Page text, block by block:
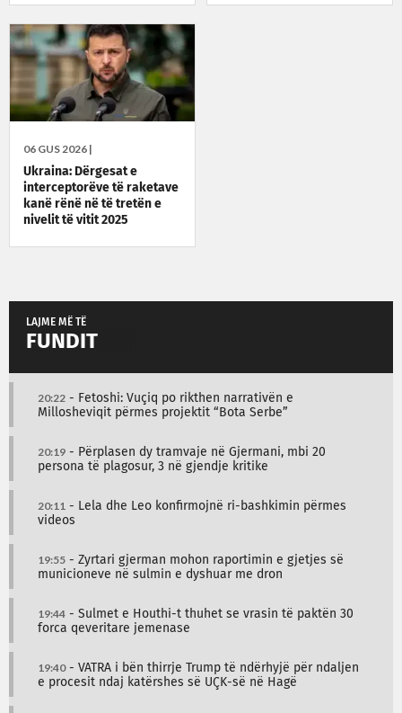
06 GUS 2026 |
Ukraina: Dërgesat e
interceptorëve të raketave
kanë rënë në të tretën e
nivelit të vitit 2025
LAJME MË TË
FUNDIT
20:22 - Fetoshi: Vuçiq po rikthen narrativën e
Millosheviqit përmes projektit “Bota Serbe”
20:19 - Përplasen dy tramvaje në Gjermani, mbi 20
persona të plagosur, 3 në gjendje kritike
20:11 - Lela dhe Leo konfirmojnë ri-bashkimin përmes
videos
19:55 - Zyrtari gjerman mohon raportimin e gjetjes së
municioneve në sulmin e dyshuar me dron
19:44 - Sulmet e Houthi-t thuhet se vrasin të paktën 30
forca qeveritare jemenase
19:40- VATRA i bën thirrje Trump të ndërhyjë për ndaljen
e procesit ndaj katërshes së UÇK-së në Hagë